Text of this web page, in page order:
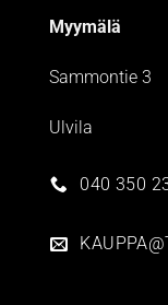
Myymälä
Sammontie 3
Ulvila
040 350